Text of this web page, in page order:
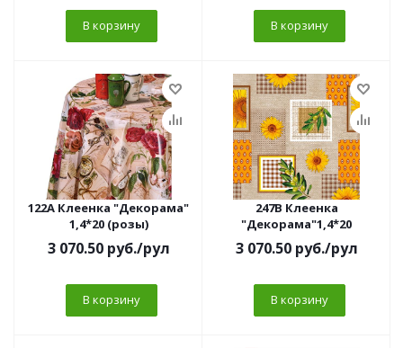
В корзину В корзину
122A Клеенка "Декорама"
1,4*20 (розы)
3 070.50руб./рул
В корзину
247B Клеенка
"Декорама"1,4*20
3 070.50руб./рул
В корзину